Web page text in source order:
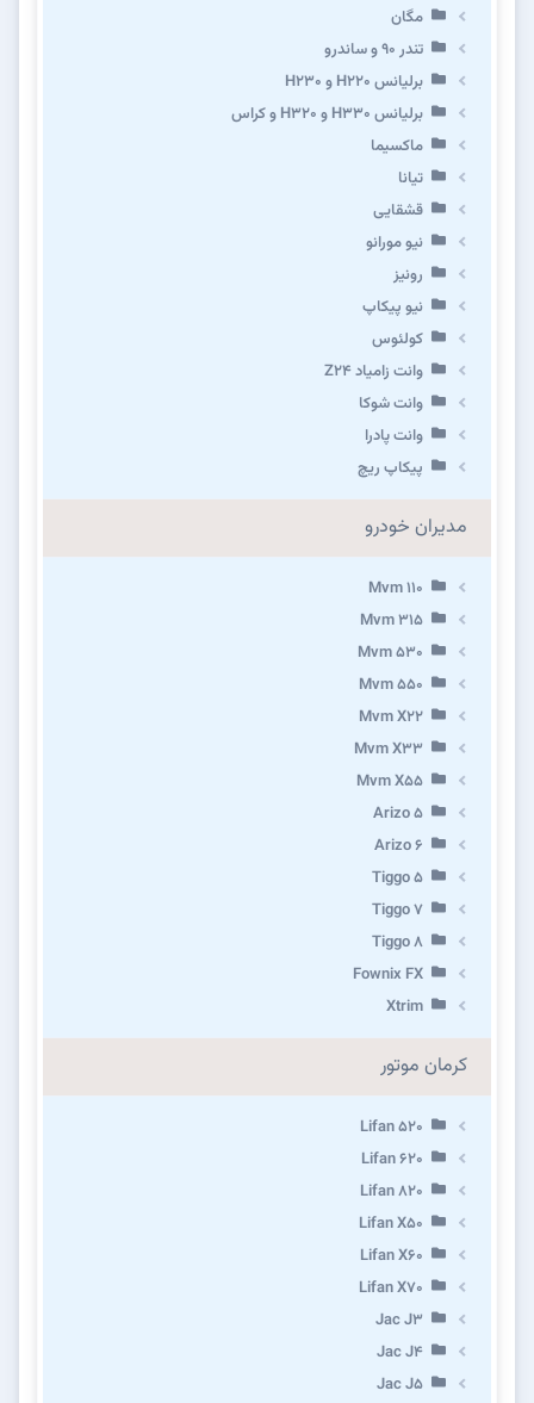
مگان
تندر ۹۰ و ساندرو
برلیانس H220 و H230
برلیانس H330 و H320 و کراس
ماکسیما
تیانا
قشقایی
نیو مورانو
رونیز
نیو پیکاپ
كولئوس
وانت زامیاد Z24
وانت شوکا
وانت پادرا
پیکاپ ریچ
مدیران خودرو
Mvm 110
Mvm 315
Mvm 530
Mvm 550
Mvm X22
Mvm X33
Mvm X55
Arizo 5
Arizo 6
Tiggo 5
Tiggo 7
Tiggo 8
Fownix FX
Xtrim
کرمان موتور
Lifan 520
Lifan 620
Lifan 820
Lifan X50
Lifan X60
Lifan X70
Jac J3
Jac J4
Jac J5